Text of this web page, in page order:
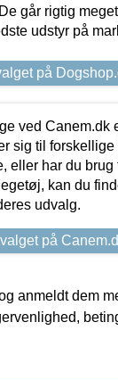
går rigtig
udstyr på
på
ved Canem.dk
sig til
eller har du
kan du
udvalg.
på
anmeldt dem